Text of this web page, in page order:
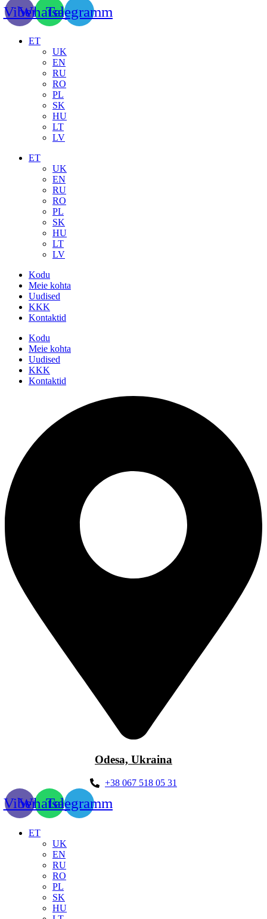
ViberWhatsapp
Telegramm
ET
UK
EN
RU
RO
PL
SK
HU
LT
LV
ET
UK
EN
RU
RO
PL
SK
HU
LT
LV
Kodu
Meie kohta
Uudised
KKK
Kontaktid
Kodu
Meie kohta
Uudised
KKK
Kontaktid
Odesa, Ukraina
+38 067 518 05 31
ViberWhatsapp
Telegramm
ET
UK
EN
RU
RO
PL
SK
HU